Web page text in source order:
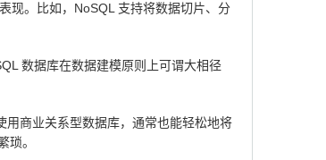
现。比如，NoSQL 支持将数据切片、分
数据库在数据建模原则上可谓大相径
商业关系型数据库，通常也能轻松地将
琐。